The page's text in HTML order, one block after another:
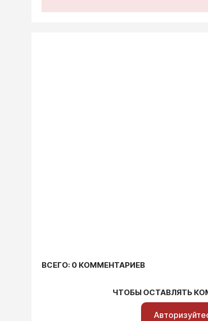
ВСЕГО: 0 КОММЕНТАРИЕВ
ЧТОБЫ ОСТАВЛЯТЬ